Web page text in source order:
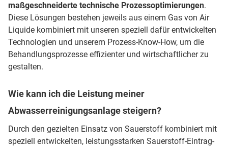
maßgeschneiderte technische Prozessoptimierungen.
Diese Lösungen bestehen jeweils aus einem Gas von Air
Liquide kombiniert mit unseren speziell dafür entwickelten
Technologien und unserem Prozess-Know-How, um die
Behandlungsprozesse effizienter und wirtschaftlicher zu
gestalten.
Wie kann ich die Leistung meiner
Abwasserreinigungsanlage steigern?
Durch den gezielten Einsatz von Sauerstoff kombiniert mit
speziell entwickelten, leistungsstarken Sauerstoff-Eintrag-